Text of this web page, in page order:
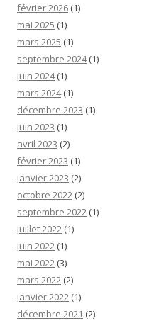
février 2026 (1)
mai 2025 (1)
mars 2025 (1)
septembre 2024(1)
juin 2024(1)
mars 2024(1)
décembre 2023 (1)
juin 2023 (1)
avril 2023 (2)
février 2023 (1)
janvier 2023 (2)
octobre 2022 (2)
septembre 2022 (1)
juillet 2022 (1)
juin 2022 (1)
mai 2022 (3)
mars 2022 (2)
janvier 2022 (1)
décembre 2021 (2)